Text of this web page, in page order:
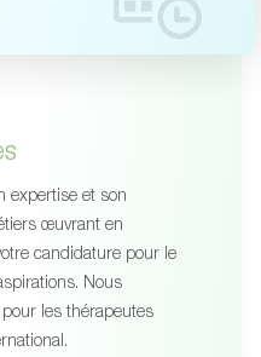
expertise et son
œuvrant en
candidature pour le
Nous
les thérapeutes